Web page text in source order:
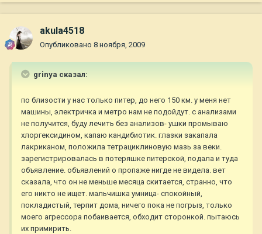
akula4518
Опубликовано 8 ноября, 2009
grinya сказал:
по близости у нас только питер, до него 150 км. у меня нет
машины, электричка и метро нам не подойдут. с анализами
не получится, буду лечить без анализов- ушки промываю
хлоргексидином, капаю кандибиотик. глазки закапала
лакриканом, положила тетрациклиновую мазь за веки.
зарегистрировалась в потеряшке питерской, подала и туда
объявление. объявлений о пропаже нигде не видела. вет
сказала, что он не меньше месяца скитается, странно, что
его никто не ищет. мальчишка умница- спокойный,
покладистый, терпит дома, ничего пока не погрыз, только
моего агрессора побаивается, обходит сторонкой. пытаюсь
их примирить.